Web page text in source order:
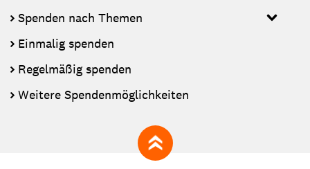
Spenden nach Themen
Einmalig spenden
Regelmäßig spenden
Weitere Spendenmöglichkeiten
zum Seitenanfang